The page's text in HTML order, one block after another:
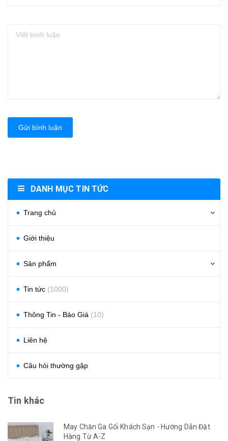
Gửi bình luận
DANH MỤC TIN TỨC
Trang chủ
Giới thiệu
Sản phẩm
Tin tức (1000)
Thông Tin - Báo Giá (10)
Liên hệ
Câu hỏi thường gặp
Tin khác
May Chăn Ga Gối Khách Sạn - Hướng Dẫn Đặt
Hàng Từ A-Z